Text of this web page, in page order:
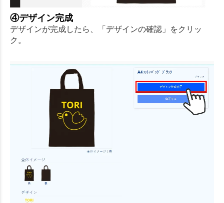
④デザイン完成
デザインが完成したら、「デザインの確認」をクリッ
ク。